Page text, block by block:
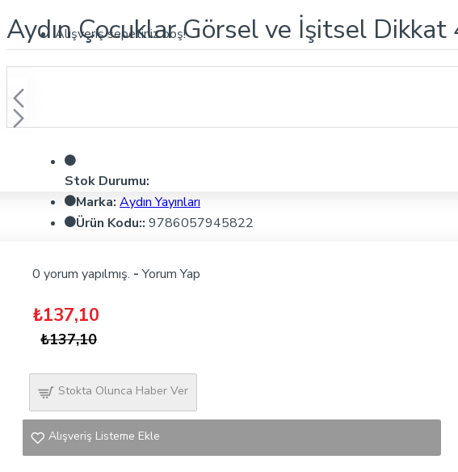
Alışveriş sepetiniz boş!
Aydın Çocuklar Görsel ve İşitsel Dikkat
Stok Durumu:
Marka: Aydın Yayınları
Ürün Kodu:: 9786057945822
0 yorum yapılmış. - Yorum Yap
₺137,10
₺137,10
Stokta Olunca Haber Ver
Alışveriş Listeme Ekle